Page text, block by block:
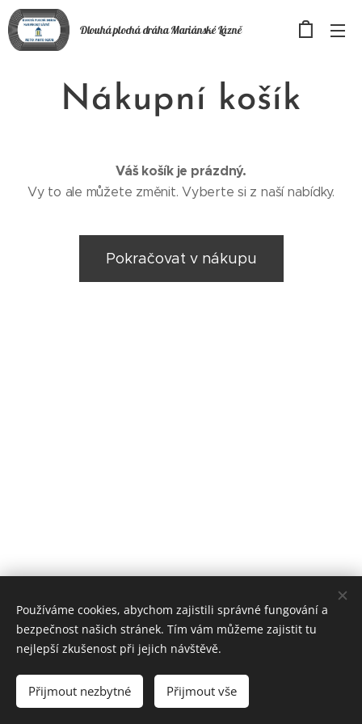
Dlouhá plochádráhaMariánské Lázně
Nákupní košík
Váš košík je prázdný.
Vy to ale můžete změnit. Vyberte si z naší nabídky.
Pokračovat v nákupu
© 2021 Automotoklub Mariánské Lázně created by Aleš Novák IT
služby
Cookies
Používáme cookies, abychom zajistili správné fungování a
bezpečnost našich stránek. Tím vám můžeme zajistit tu
nejlepší zkušenost při jejich návštěvě.
Přijmout nezbytné Přijmout vše